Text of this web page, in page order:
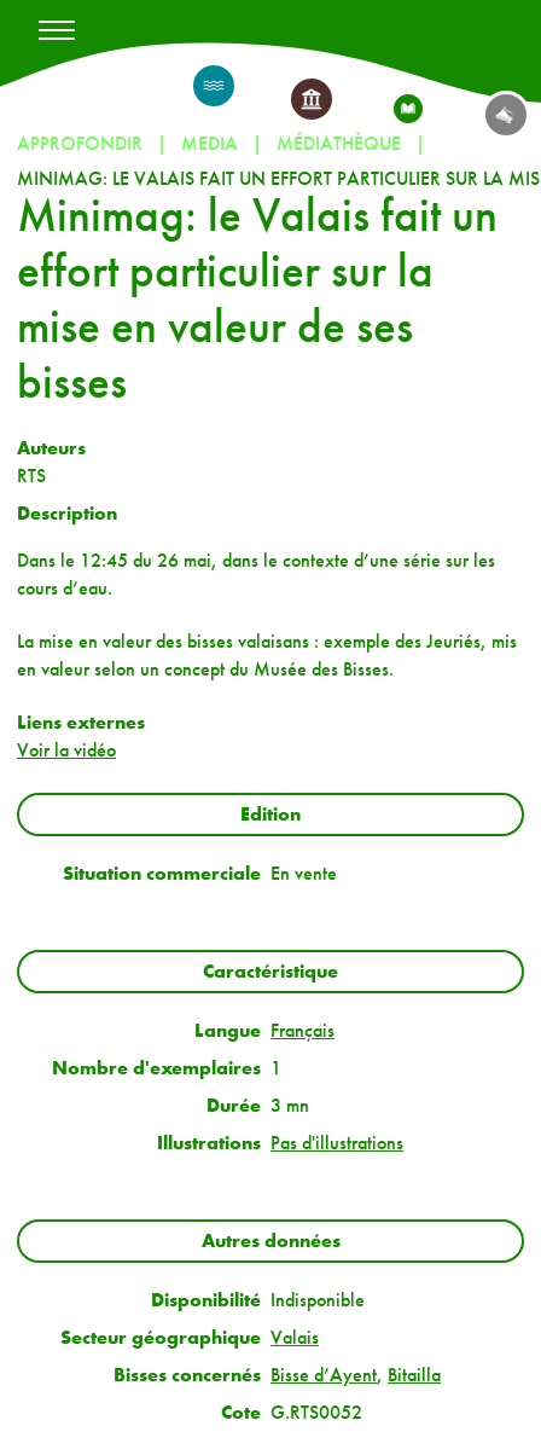
APPROFONDIR MEDIA MÉDIATHÈQUE
Minimag: le Valais fait un
effort particulier sur la
mise en valeur de ses
bisses
Auteurs
RTS
Description
Dans le 12:45 du 26 mai, dans le contexte d’une série sur les
cours d’eau.
La mise en valeur des bisses valaisans : exemple des Jeuriés, mis
en valeur selon un concept du Musée des Bisses.
Liens externes
Voir la vidéo
Edition
Situation commerciale En vente
Caractéristique
Langue Français
Nombre d'exemplaires 1
Durée 3 mn
Illustrations Pas d'illustrations
Autres données
Disponibilité Indisponible
Secteur géographique Valais
Bisses concernés Bisse d’Ayent, Bitailla
Cote G.RTS0052